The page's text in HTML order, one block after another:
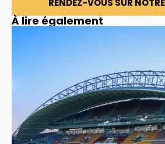
RENDEZ-VOUS SUR
À lire également